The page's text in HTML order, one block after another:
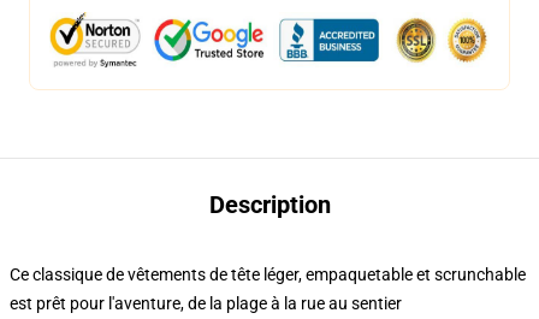
Description
Ce classique de vêtements de tête léger, empaquetable et scrunchable
est prêt pour l'aventure, de la plage à la rue au sentier